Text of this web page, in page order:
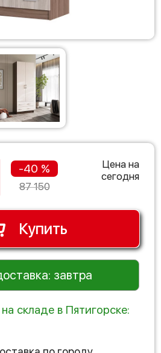
-40 %
87 150
Цена на
сегодня
Купить
завтра
складе в Пятигорске: